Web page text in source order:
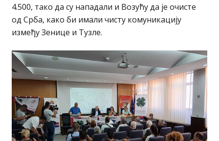
4.500, тако да су нападали и Возућу да је очисте
од Срба, како би имали чисту комуникацију
између Зенице и Тузле.